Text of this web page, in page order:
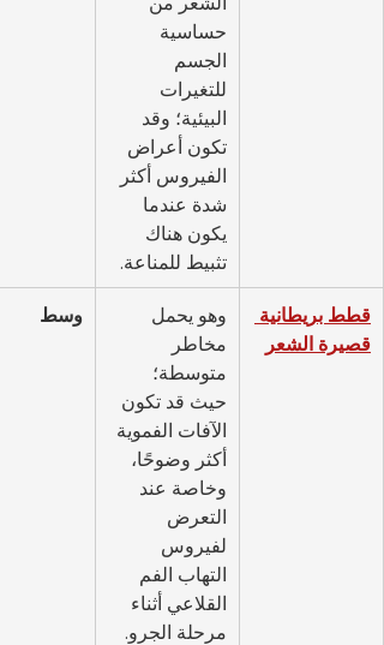
حساسية
الجسم
للتغيرات
البيئية؛ وقد
تكون أعراض
الفيروس أكثر
شدة عندما
يكون هناك
تثبيط للمناعة.
قطط بريطانية
قصيرة الشعر
وهو يحمل
مخاطر
متوسطة؛
حيث قد تكون
الآفات الفموية
أكثر وضوحًا،
وخاصة عند
التعرض
لفيروس
التهاب الفم
القلاعي أثناء
مرحلة الجرو.
وسط